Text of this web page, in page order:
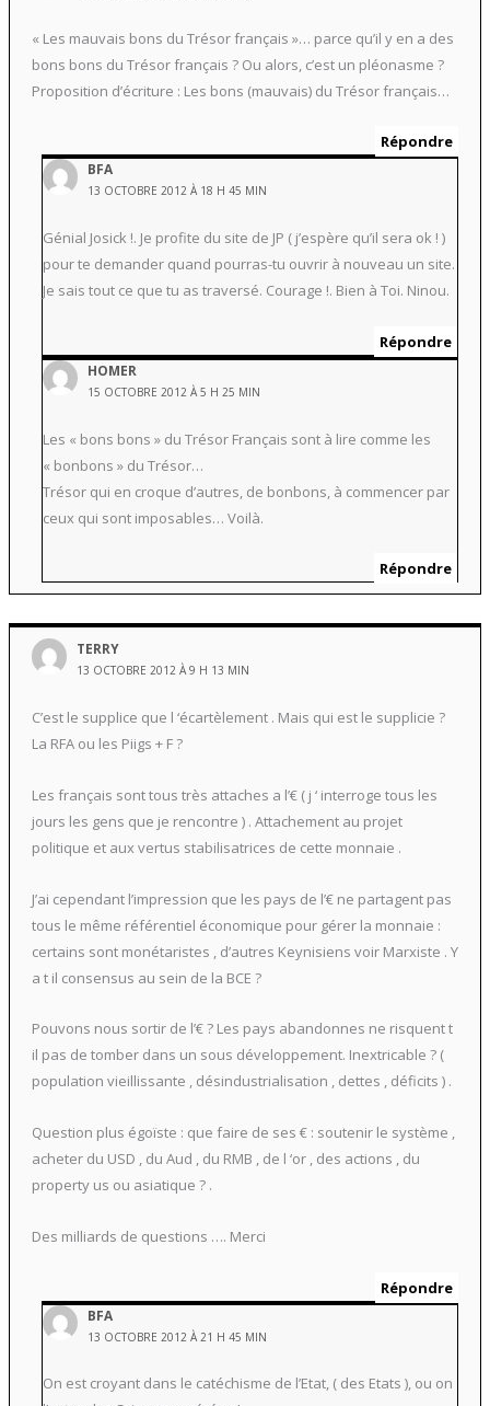
« Les mauvais bons du Trésor français »… parce qu’il y en a des
bons bons du Trésor français ? Ou alors, c’est un pléonasme ?
Proposition d’écriture : Les bons (mauvais) du Trésor français…
Répondre
BFA
13 OCTOBRE 2012 À 18 H 45 MIN
Génial Josick !. Je profite du site de JP ( j’espère qu’il sera ok ! )
pour te demander quand pourras-tu ouvrir à nouveau un site.
Je sais tout ce que tu as traversé. Courage !. Bien à Toi. Ninou.
Répondre
HOMER
15 OCTOBRE 2012 À 5 H 25 MIN
Les « bons bons » du Trésor Français sont à lire comme les
« bonbons » du Trésor…
Trésor qui en croque d’autres, de bonbons, à commencer par
ceux qui sont imposables… Voilà.
Répondre
TERRY
13 OCTOBRE 2012 À 9 H 13 MIN
C’est le supplice que l ‘écartèlement . Mais qui est le supplicie ?
La RFA ou les Piigs + F ?
Les français sont tous très attaches a l’€ ( j ‘ interroge tous les
jours les gens que je rencontre ) . Attachement au projet
politique et aux vertus stabilisatrices de cette monnaie .
J’ai cependant l’impression que les pays de l’€ ne partagent pas
tous le même référentiel économique pour gérer la monnaie :
certains sont monétaristes , d’autres Keynisiens voir Marxiste . Y
a t il consensus au sein de la BCE ?
Pouvons nous sortir de l’€ ? Les pays abandonnes ne risquent t
il pas de tomber dans un sous développement. Inextricable ? (
population vieillissante , désindustrialisation , dettes , déficits ) .
Question plus égoïste : que faire de ses € : soutenir le système ,
acheter du USD , du Aud , du RMB , de l ‘or , des actions , du
property us ou asiatique ? .
Des milliards de questions …. Merci
Répondre
BFA
13 OCTOBRE 2012 À 21 H 45 MIN
On est croyant dans le catéchisme de l’Etat, ( des Etats ), ou on